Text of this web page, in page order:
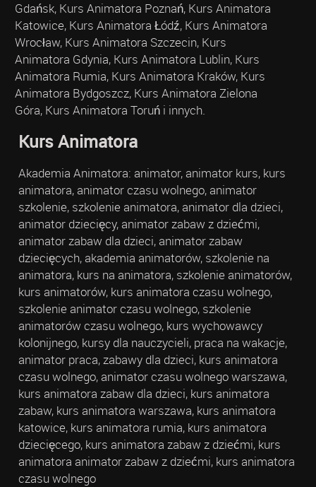
Gdańsk, Kurs Animatora Poznań, Kurs Animatora
Katowice, Kurs Animatora Łódź, Kurs Animatora
Wrocław, Kurs Animatora Szczecin, Kurs
Animatora Gdynia, Kurs Animatora Lublin, Kurs
Animatora Rumia, Kurs Animatora Kraków, Kurs
Animatora Bydgoszcz, Kurs Animatora Zielona
Góra, Kurs Animatora Toruń i innych.
Kurs Animatora
Akademia Animatora: animator, animator kurs, kurs
animatora, animator czasu wolnego, animator
szkolenie, szkolenie animatora, animator dla dzieci,
animator dziecięcy, animator zabaw z dziećmi,
animator zabaw dla dzieci, animator zabaw
dziecięcych, akademia animatorów, szkolenie na
animatora, kurs na animatora, szkolenie animatorów,
kurs animatorów, kurs animatora czasu wolnego,
szkolenie animator czasu wolnego, szkolenie
animatorów czasu wolnego, kurs wychowawcy
kolonijnego, kursy dla nauczycieli, praca na wakacje,
animator praca, zabawy dla dzieci, kurs animatora
czasu wolnego, animator czasu wolnego warszawa,
kurs animatora zabaw dla dzieci, kurs animatora
zabaw, kurs animatora warszawa, kurs animatora
katowice, kurs animatora rumia, kurs animatora
dziecięcego, kurs animatora zabaw z dziećmi, kurs
animatora animator zabaw z dziećmi, kurs animatora
czasu wolnego